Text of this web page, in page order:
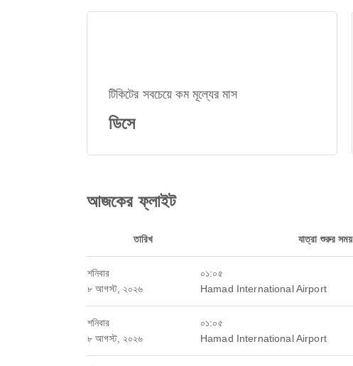
টিকিটের সবচেয়ে কম মূল্যের মাস
ডিসে
আজকের ফ্লাইট
তারিখ যাত্রা শুরুর সময়
শনিবার
৮ আগস্ট, ২০২৬
০১:০৫
Hamad International Airport
শনিবার
৮ আগস্ট, ২০২৬
০১:০৫
Hamad International Airport